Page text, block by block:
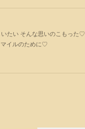
たい そんな思いのこもった♡
マイルのために♡